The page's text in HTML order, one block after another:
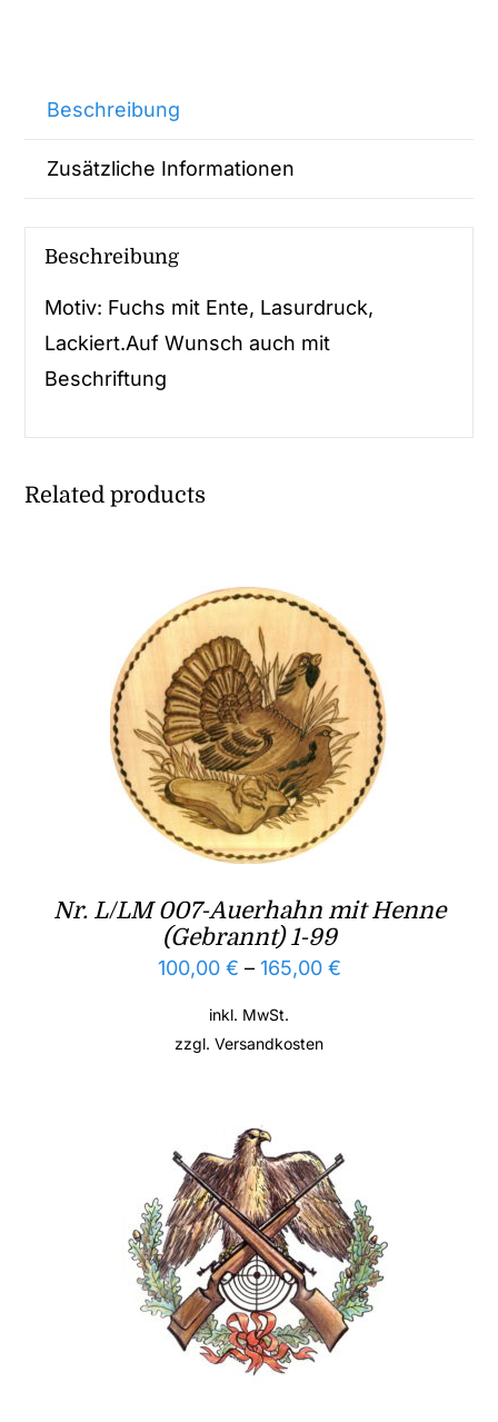
Beschreibung
Zusätzliche Informationen
Beschreibung
Motiv: Fuchs mit Ente, Lasurdruck,
Lackiert.Auf Wunsch auch mit
Beschriftung
Related products
Nr. L/LM 007-Auerhahn mit Henne
(Gebrannt) 1-99
100,00 € – 165,00 €
inkl. MwSt.
zzgl. Versandkosten